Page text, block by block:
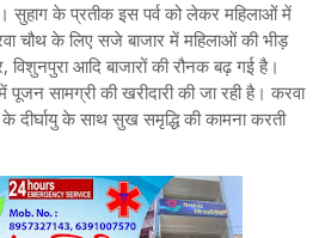
सुहाग के प्रतीक इस पर्व को लेकर महिलाओं में
चौथ के लिए सजे बाजार में महिलाओं की भीड़
विशुनपुरा आदि बाजारों की रौनक बढ़ गई है।
पूजन सामग्री की खरीदारी की जा रही है। करवा
दीर्घायु के साथ सुख समृद्धि की कामना करती